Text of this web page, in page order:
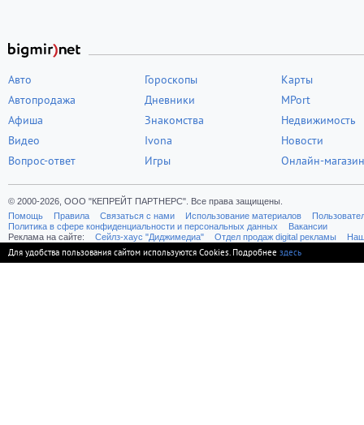
Авто
Автопродажа
Афиша
Видео
Вопрос-ответ
Гороскопы
Дневники
Знакомства
Ivona
Игры
Карты
MPort
Недвижимость
Новости
Онлайн-магазин
© 2000-2026, ООО "КЕПРЕЙТ ПАРТНЕРС". Все права защищены.
Помощь
Правила Связаться с нами Использование материалов
Политика в сфере конфиденциальности и персональных данных
Вакансии
Реклама на сайте:
Cейлз-хаус "Диджимедиа" Отдел продаж digital рекламы
Для удобства пользования сайтом используются Cookies. Подробнее здесь